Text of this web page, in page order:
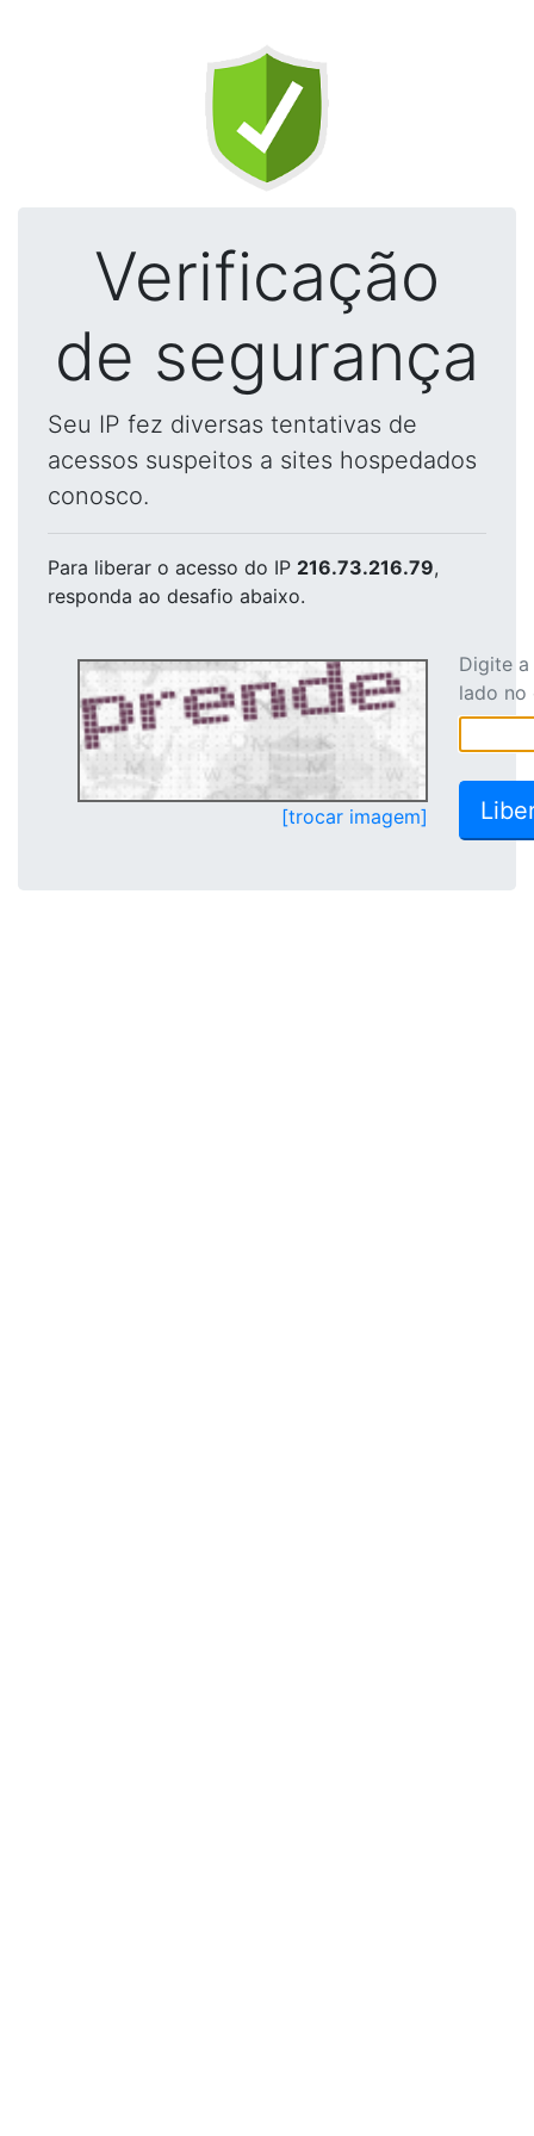
Verificação
de segurança
Seu IP fez diversas tentativas de
acessos suspeitos a sites hospedados
conosco.
Para liberar o acesso do IP 216.73.216.79,
responda ao desafio abaixo.
[trocar imagem]
Digite
lado no